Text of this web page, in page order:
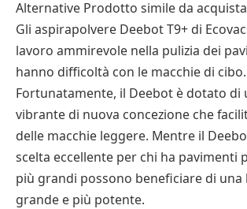
Alternative Prodotto simile da
Gli aspirapolvere Deebot T9+ di
lavoro ammirevole nella pulizia dei
hanno difficoltà con le macchie di cibo.
Fortunatamente, il Deebot è dotato di
vibrante di nuova concezione che
delle macchie leggere. Mentre il
scelta eccellente per chi ha pavimenti
più grandi possono beneficiare di
grande e più potente.